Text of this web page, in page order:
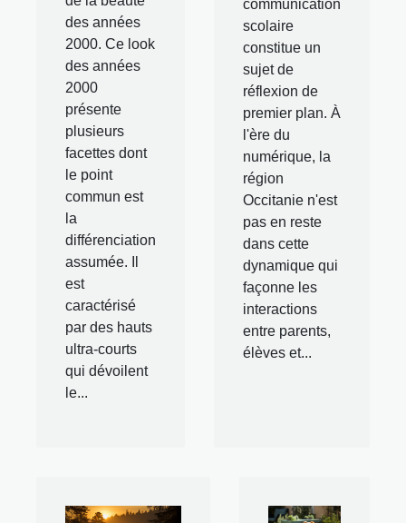
des années
2000. Ce look
des années
2000
présente
plusieurs
facettes dont
le point
commun est
la
différenciation
assumée. Il
est
caractérisé
par des hauts
ultra-courts
qui dévoilent
le...
communication
scolaire
constitue un
sujet de
réflexion de
premier plan. À
l'ère du
numérique, la
région
Occitanie n'est
pas en reste
dans cette
dynamique qui
façonne les
interactions
entre parents,
élèves et...